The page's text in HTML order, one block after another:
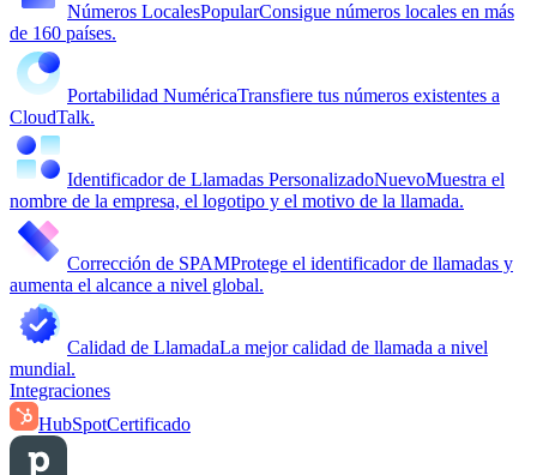
Números LocalesPopularConsigue números locales en más
de 160 países.
Portabilidad NuméricaTransfiere tus números existentes a
CloudTalk.
Identificador de Llamadas PersonalizadoNuevoMuestra el
nombre de la empresa, el logotipo y el motivo de la llamada.
Corrección de SPAMProtege el identificador de llamadas y
aumenta el alcance a nivel global.
Calidad de LlamadaLa mejor calidad de llamada a nivel
mundial.
Integraciones
HubSpotCertificado